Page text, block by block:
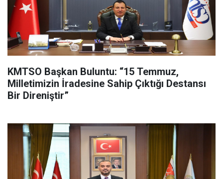
KMTSO Başkan Buluntu: “15 Temmuz,
Milletimizin İradesine Sahip Çıktığı Destansı
Bir Direniştir”